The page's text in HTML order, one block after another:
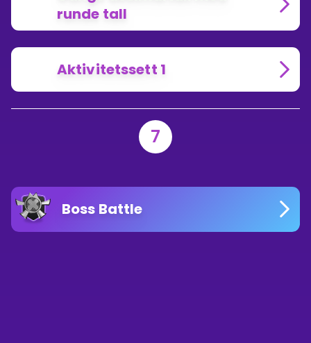
runde tall
Aktivitetssett 1
7
Boss Battle